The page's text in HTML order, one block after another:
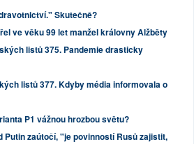
Skutečně?
ve věku 99 let manžel královny Alžběty
listů 375. Pandemie drasticky
listů 377. Kdyby média informovala o
P1 vážnou hrozbou světu?
Putin zaútočí, "je povinností Rusů zajistit,